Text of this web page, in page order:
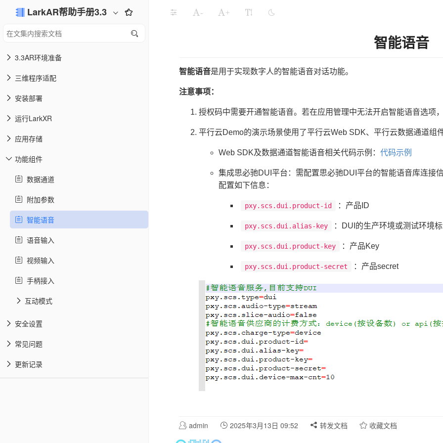
LarkAR帮助手册3.3
3.3AR环境准备
三维程序适配
安装部署
运行LarkXR
应用存储
功能组件
数据通道
附加参数
智能语音
语音输入
视频输入
手柄接入
互动模式
安全设置
常见问题
更新记录
- +
智能语音
智能语音是用于实现数字人的智能语音对话功能。
注意事项：
授权码中需要开通智能语音。若在应用管理中无法开启智能语音选项
平行云Demo的演示场景使用了平行云Web SDK、平行云数据通道组
Web SDK及数据通道智能语音相关代码示例： 代码示例
集成思必驰DUI平台：需配置思必驰DUI平台的智能语音库连接
配置如下信息：
pxy.scs.dui.product-id ：产品ID
pxy.scs.dui.alias-key ：DUI的生产环境或测试环境
pxy.scs.dui.product-key ：产品Key
pxy.scs.dui.product-secret ：产品secret
admin 2025年3月13日 09:52 转发文档 收藏文档